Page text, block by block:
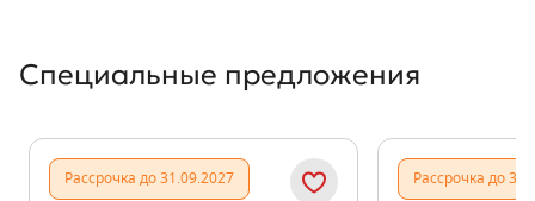
Специальные предложения
Рассрочка до 31.09.2027 Рассрочка до